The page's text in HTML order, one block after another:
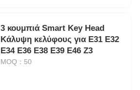
3 κουμπιά Smart Key Head
Κάλυψη κελύφους για E31 E32
E34 E36 E38 E39 E46 Z3
MOQ：50